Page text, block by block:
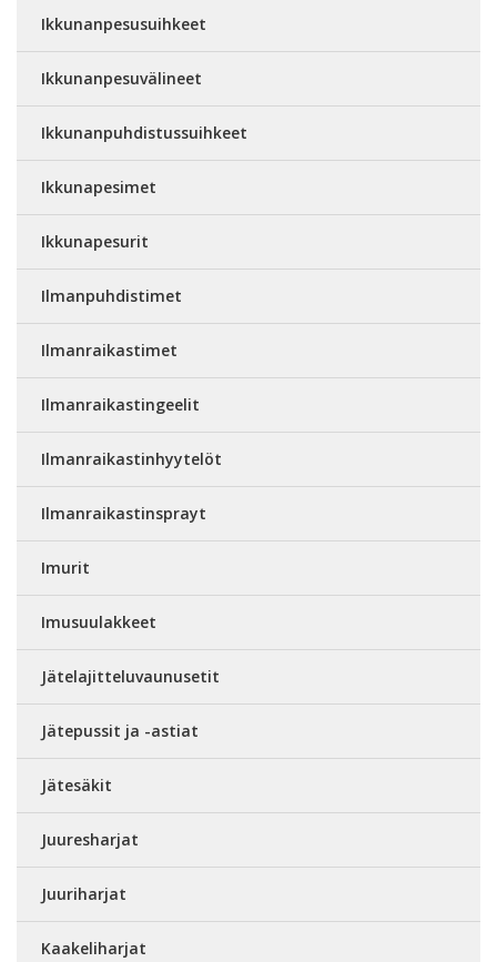
Ikkunanpesusuihkeet
Ikkunanpesuvälineet
Ikkunanpuhdistussuihkeet
Ikkunapesimet
Ikkunapesurit
Ilmanpuhdistimet
Ilmanraikastimet
Ilmanraikastingeelit
Ilmanraikastinhyytelöt
Ilmanraikastinsprayt
Imurit
Imusuulakkeet
Jätelajitteluvaunusetit
Jätepussit ja -astiat
Jätesäkit
Juuresharjat
Juuriharjat
Kaakeliharjat